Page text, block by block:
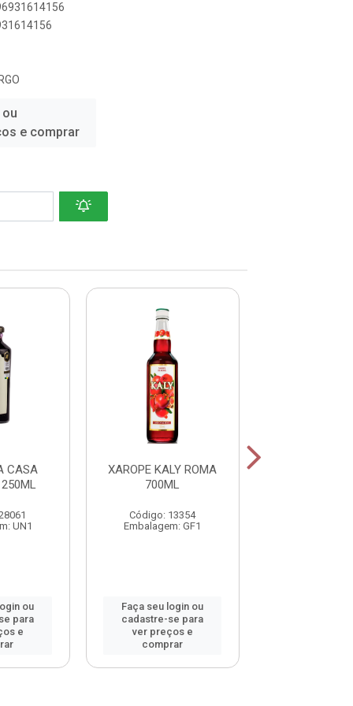
e comprar
CASA
UN1
ou
para
e
XAROPE KALY ROMA
700ML
Código: 13354
Embalagem: GF1
Faça seu login ou
cadastre-se para
ver preços e
comprar